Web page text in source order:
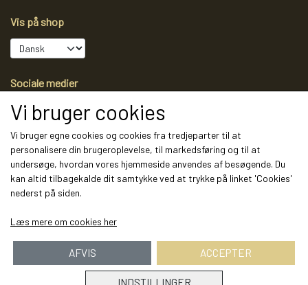
Vis på shop
Sociale medier
Modtag vores nyhedsbrev via e-mail
Tilmeld
Vi bruger cookies
Vi bruger egne cookies og cookies fra tredjeparter til at
personalisere din brugeroplevelse, til markedsføring og til at
undersøge, hvordan vores hjemmeside anvendes af besøgende. Du
kan altid tilbagekalde dit samtykke ved at trykke på linket 'Cookies'
nederst på siden.
Læs mere om cookies her
INDSTILLINGER
AFVIS ACCEPTER